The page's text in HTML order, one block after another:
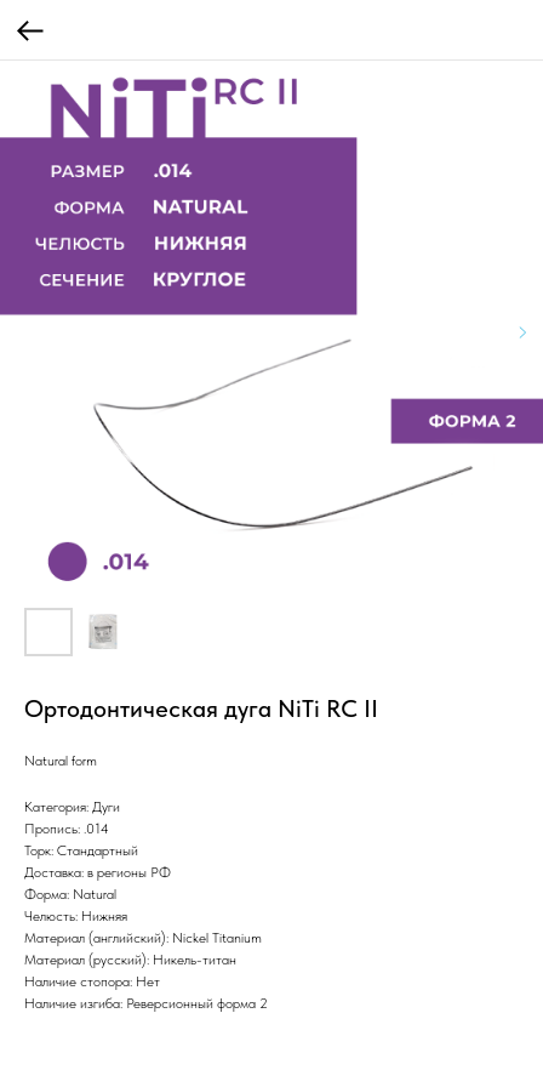
Ортодонтическая дуга NiTi RC II
Natural form
Категория: Дуги
Пропись: .014
Торк: Стандартный
Доставка: в регионы РФ
Форма: Natural
Челюсть: Нижняя
Материал (английский): Nickel Titanium
Материал (русский): Никель-титан
Наличие стопора: Нет
Наличие изгиба: Реверсионный форма 2